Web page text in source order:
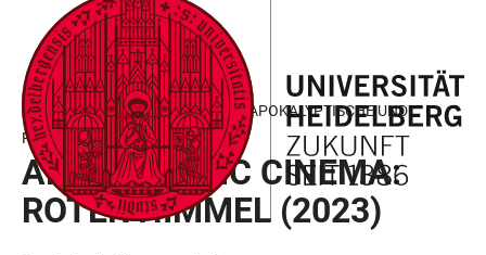
LINKS
ZUR
BARRIEREFREIHEIT
ZUM
HAUPTINHALT
HAUPTNAVIGATION
ÖFFNEN
WEBSEITENSUCHE
ÖFFNEN
KÄTE HAMBURGER KOLLEG FÜR APOKALYPTISCHE UND
POSTAPOKALYPTISCHE STUDIEN
APOCALYPTIC CINEMA:
ROTER HIMMEL (2023)